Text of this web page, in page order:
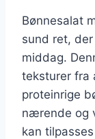
Bønnesalat
sund ret,
middag.
teksturer fra
proteinrige
nærende og
kan